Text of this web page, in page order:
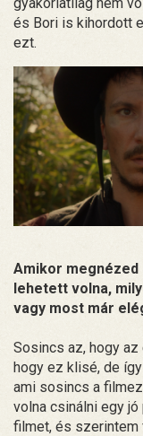
gyakorlatilag nem
és Bori is kihordott
ezt.
Amikor megnézed
lehetett volna,
vagy most már
Sosincs az, hogy
hogy ez klisé, de
ami sosincs a
volna csinálni egy
filmet, és